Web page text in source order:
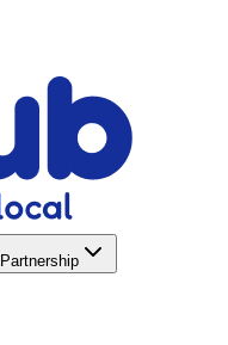
Partnership